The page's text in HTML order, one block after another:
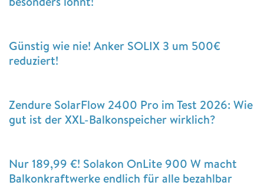
Günstig wie nie! Anker SOLIX 3 um 500€
reduziert!
Zendure SolarFlow 2400 Pro im Test 2026: Wie
gut ist der XXL-Balkonspeicher wirklich?
Nur 189,99 €! Solakon OnLite 900 W macht
Balkonkraftwerke endlich für alle bezahlbar